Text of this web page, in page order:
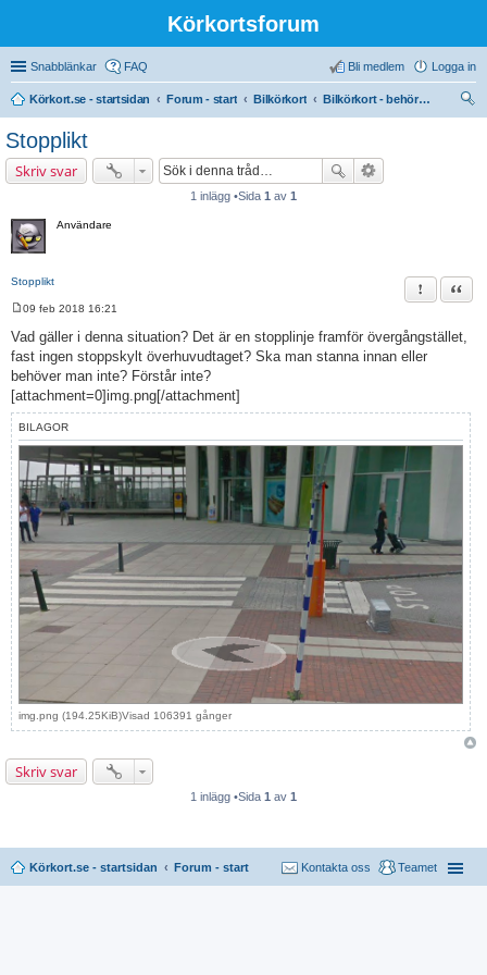
Körkortsforum
Snabblänkar FAQ Logga in
Bli medlem
Körkort.se - startsidan Forum - start Bilkörkort
Bilkörkort - behörighet (B)
Stopplikt
Skriv svar
1 inlägg •Sida 1 av 1
Användare
Stopplikt Citat
l
ä
g
g
09 feb 2018 16:21
Vad gäller i denna situation? Det är en stopplinje framför övergångstället,
fast ingen stoppskylt överhuvudtaget? Ska man stanna innan eller
behöver man inte? Förstår inte?
[attachment=0]img.png[/attachment]
BILAGOR
img.png (194.25KiB)Visad 106391 gånger
Skriv svar
1 inlägg •Sida 1 av 1
Körkort.se - startsidan Forum - start Teamet
Kontakta oss